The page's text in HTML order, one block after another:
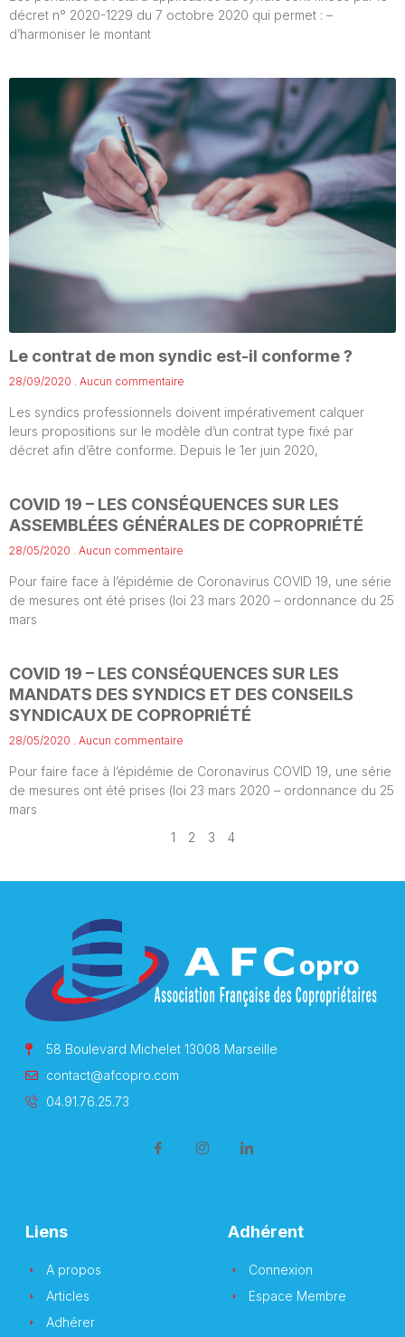
décret n° 2020-1229 du 7 octobre 2020 qui permet : –
d’harmoniser le montant
Le contrat de mon syndic est-il conforme ?
28/09/2020 Aucun commentaire
Les syndics professionnels doivent impérativement calquer
leurs propositions sur le modèle d’un contrat type fixé par
décret afin d’être conforme. Depuis le 1er juin 2020,
COVID 19 – LES CONSÉQUENCES SUR LES
ASSEMBLÉES GÉNÉRALES DE COPROPRIÉTÉ
28/05/2020 Aucun commentaire
Pour faire face à l’épidémie de Coronavirus COVID 19, une série
de mesures ont été prises (loi 23 mars 2020 – ordonnance du 25
mars
COVID 19 – LES CONSÉQUENCES SUR LES
MANDATS DES SYNDICS ET DES CONSEILS
SYNDICAUX DE COPROPRIÉTÉ
28/05/2020 Aucun commentaire
Pour faire face à l’épidémie de Coronavirus COVID 19, une série
de mesures ont été prises (loi 23 mars 2020 – ordonnance du 25
mars
1
2 3 4
58 Boulevard Michelet 13008 Marseille
contact@afcopro.com
04.91.76.25.73
Liens
A propos
Articles
Adhérer
Adhérent
Connexion
Espace Membre